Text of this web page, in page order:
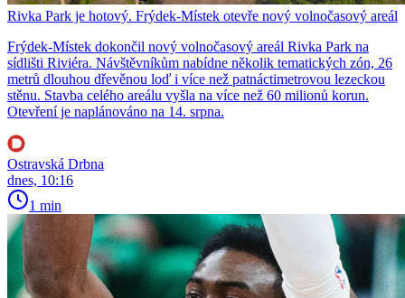
Rivka Park je hotový. Frýdek-Místek otevře nový volnočasový areál
Frýdek-Místek dokončil nový volnočasový areál Rivka Park na
sídlišti Riviéra. Návštěvníkům nabídne několik tematických zón, 26
metrů dlouhou dřevěnou loď i více než patnáctimetrovou lezeckou
stěnu. Stavba celého areálu vyšla na více než 60 milionů korun.
Otevření je naplánováno na 14. srpna.
Ostravská Drbna
dnes, 10:16
1 min